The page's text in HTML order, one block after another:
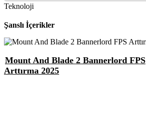
Teknoloji
Şanslı İçerikler
Mount And Blade 2 Bannerlord FPS
Arttırma 2025